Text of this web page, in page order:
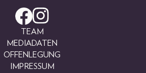
TEAM
MEDIADATEN
OFFENLEGUNG
IMPRESSUM